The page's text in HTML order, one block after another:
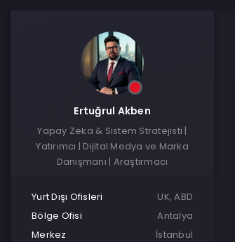
Ertuğrul Akben
Yapay Zeka & Sistem Stratejisti |
Yatırımcı | Dijital Medya ve Marka
Danışmanı | Araştırmacı
Yurt Dışı Ofisleri
UK, ABD
Bölge Ofisi
Antalya
Merkez
İstanbul